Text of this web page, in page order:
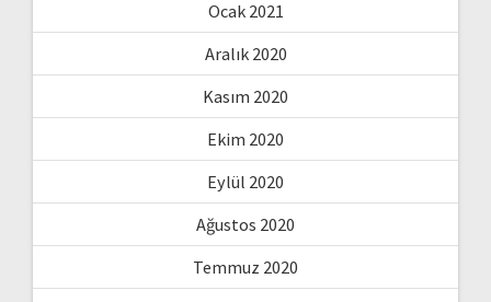
Ocak 2021
Aralık 2020
Kasım 2020
Ekim 2020
Eylül 2020
Ağustos 2020
Temmuz 2020